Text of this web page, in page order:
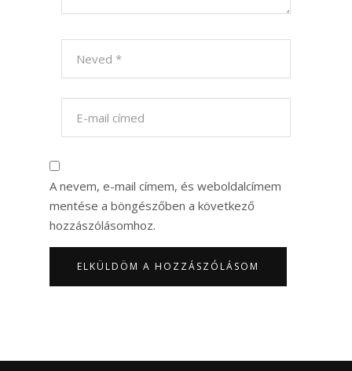
A nevem, e-mail címem, és weboldalcímem
mentése a böngészőben a következő
hozzászólásomhoz.